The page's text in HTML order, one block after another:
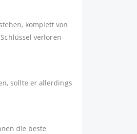
komplett von
verloren
sollte er allerdings
die beste